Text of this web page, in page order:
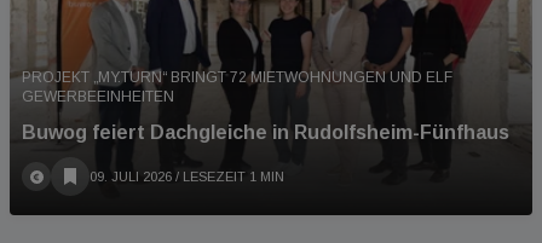
PROJEKT „MY.TURN“ BRINGT 72 MIETWOHNUNGEN UND ELF
GEWERBEEINHEITEN
Buwog feiert Dachgleiche in Rudolfsheim-Fünfhaus
09. JULI 2026 / LESEZEIT 1 MIN